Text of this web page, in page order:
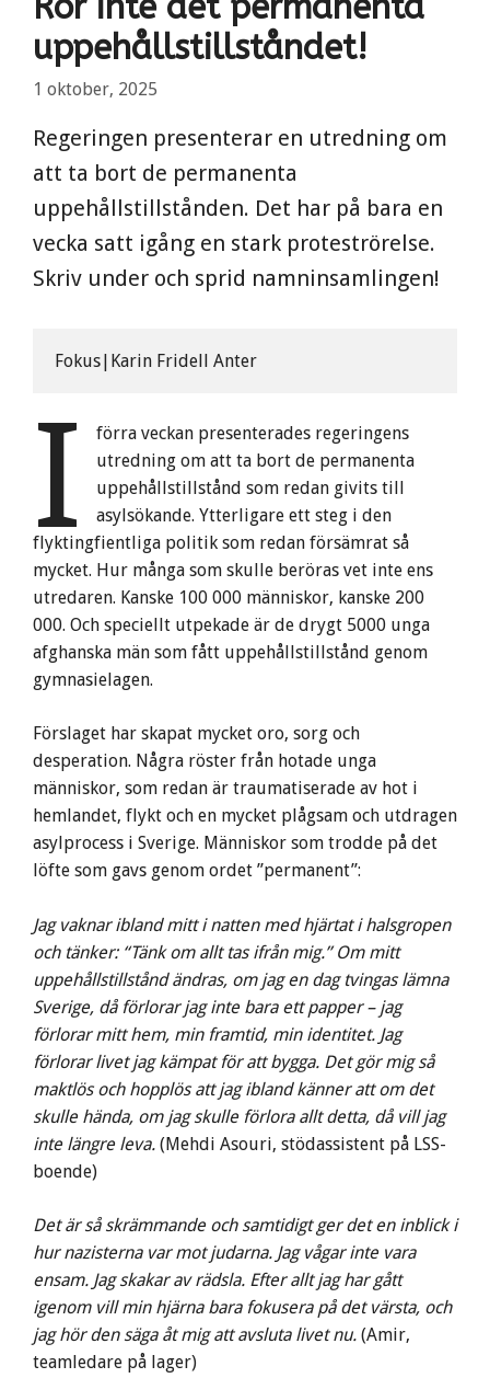
uppehållstillståndet!
1 oktober, 2025
Regeringen presenterar en utredning om
att ta bort de permanenta
uppehållstillstånden. Det har på bara en
vecka satt igång en stark proteströrelse.
Skriv under och sprid namninsamlingen!
Fokus|Karin Fridell Anter
I
förra veckan presenterades regeringens
utredning om att ta bort de permanenta
uppehållstillstånd som redan givits till
asylsökande. Ytterligare ett steg i den
flyktingfientliga politik som redan försämrat så
mycket. Hur många som skulle beröras vet inte ens
utredaren. Kanske 100 000 människor, kanske 200
000. Och speciellt utpekade är de drygt 5000 unga
afghanska män som fått uppehållstillstånd genom
gymnasielagen.
Förslaget har skapat mycket oro, sorg och
desperation. Några röster från hotade unga
människor, som redan är traumatiserade av hot i
hemlandet, flykt och en mycket plågsam och utdragen
asylprocess i Sverige. Människor som trodde på det
löfte som gavs genom ordet ”permanent”:
Jag vaknar ibland mitt i natten med hjärtat i halsgropen
och tänker: “Tänk om allt tas ifrån mig.” Om mitt
uppehållstillstånd ändras, om jag en dag tvingas lämna
Sverige, då förlorar jag inte bara ett papper – jag
förlorar mitt hem, min framtid, min identitet. Jag
förlorar livet jag kämpat för att bygga. Det gör mig så
maktlös och hopplös att jag ibland känner att om det
skulle hända, om jag skulle förlora allt detta, då vill jag
inte längre leva. (Mehdi Asouri, stödassistent på LSS-
boende)
Det är så skrämmande och samtidigt ger det en inblick i
hur nazisterna var mot judarna. Jag vågar inte vara
ensam. Jag skakar av rädsla. Efter allt jag har gått
igenom vill min hjärna bara fokusera på det värsta, och
jag hör den säga åt mig att avsluta livet nu. (Amir,
teamledare på lager)